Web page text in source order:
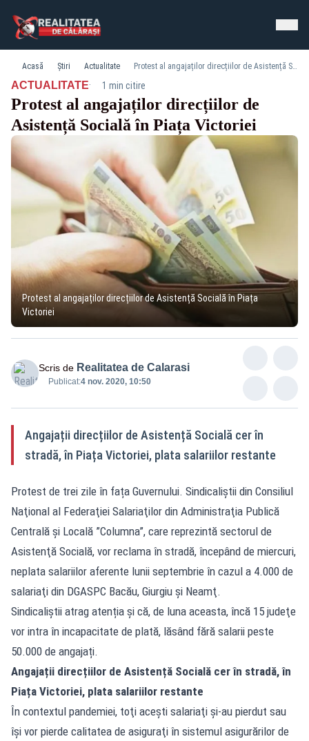
Acasă Știri Actualitate Protest al angajaților direcțiilor de Asistență Socială în Piața Victoriei
ACTUALITATE· 1 min citire
Protest al angajaților direcțiilor de
Asistență Socială în Piața Victoriei
Protest al angajaților direcțiilor de Asistență Socială în Piața
Victoriei
Scris de Realitatea de Calarasi
Publicat:4 nov. 2020, 10:50
Angajații direcțiilor de Asistență Socială cer în
stradă, în Piața Victoriei, plata salariilor restante
Protest de trei zile în fața Guvernului. Sindicaliștii din Consiliul
Naţional al Federaţiei Salariaţilor din Administraţia Publică
Centrală şi Locală ”Columna”, care reprezintă sectorul de
Asistenţă Socială, vor reclama în stradă, începând de miercuri,
neplata salariilor aferente lunii septembrie în cazul a 4.000 de
salariaţi din DGASPC Bacău, Giurgiu şi Neamţ.
Sindicaliștii atrag atenția și că, de luna aceasta, încă 15 judeţe
vor intra în incapacitate de plată, lăsând fără salarii peste
50.000 de angajați.
Angajații direcțiilor de Asistență Socială cer în stradă, în
Piața Victoriei, plata salariilor restante
În contextul pandemiei, toţi aceşti salariaţi şi-au pierdut sau
îşi vor pierde calitatea de asiguraţi în sistemul asigurărilor de